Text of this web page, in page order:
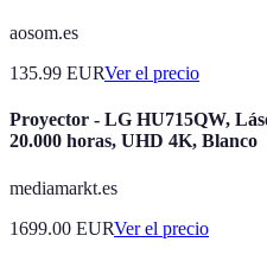
aosom.es
135.99 EURVer el precio
Proyector - LG HU715QW,
20.000 horas, UHD 4K, Blanco
mediamarkt.es
1699.00 EURVer el precio